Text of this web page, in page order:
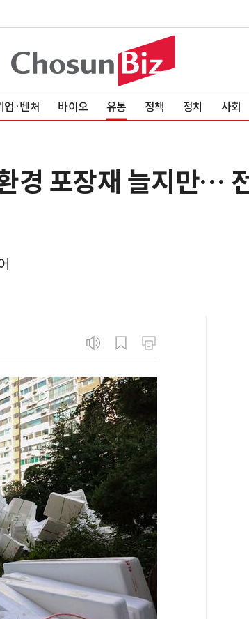
업·벤처 바이오 유통 정책 정치 사회
경 포장재 늘지만…